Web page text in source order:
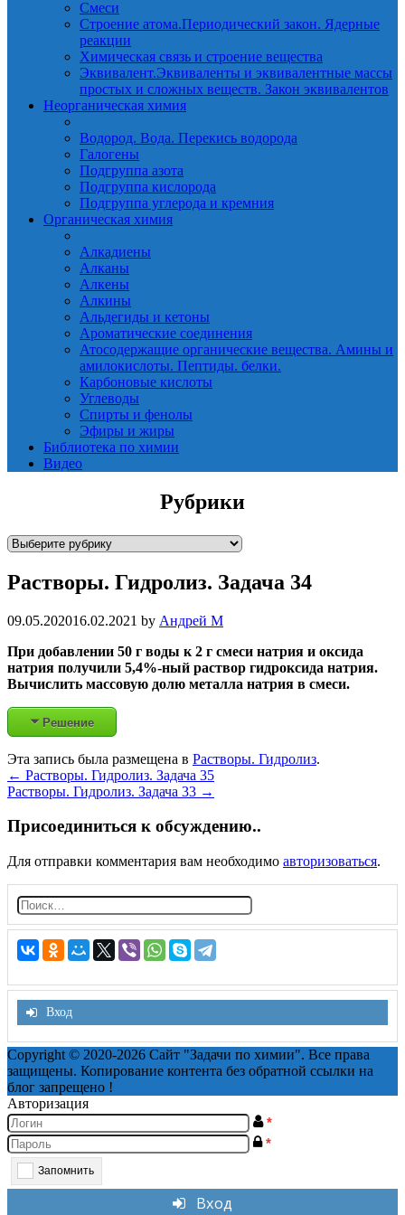
Смеси
Строение атома.Периодический закон. Ядерные
реакции
Химическая связь и строение вещества
Эквивалент.Эквиваленты и эквивалентные массы
простых и сложных веществ. Закон эквивалентов
Неорганическая химия
Водород. Вода. Перекись водорода
Галогены
Подгруппа азота
Подгруппа кислорода
Подгруппа углерода и кремния
Органическая химия
Алкадиены
Алканы
Алкены
Алкины
Альдегиды и кетоны
Ароматические соединения
Атосодержащие органические вещества. Амины и
амилокислоты. Пептиды. белки.
Карбоновые кислоты
Углеводы
Спирты и фенолы
Эфиры и жиры
Библиотека по химии
Видео
Рубрики
Р
б
и
и
Растворы. Гидролиз. Задача 34
09.05.202016.02.2021 by Андрей М
При добавлении 50 г воды к 2 г смеси натрия и оксида
натрия получили 5,4%-ный раствор гидроксида натрия.
Вычислить массовую долю металла натрия в смеси.
Решение
Эта запись была размещена в Растворы. Гидролиз.
Post
navigation
← Растворы. Гидролиз. Задача 35
Растворы. Гидролиз. Задача 33 →
Присоединиться к обсуждению..
Для отправки комментария вам необходимо авторизоваться.
Н
а
й
т
и:
Вход
Copyright © 2020-2026 Сайт "Задачи по химии". Все права
защищены. Копирование контента без обратной ссылки на
блог запрещено !
Авторизация
*
*
Запомнить
Вход